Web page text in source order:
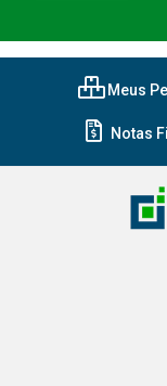
Meus
Notas